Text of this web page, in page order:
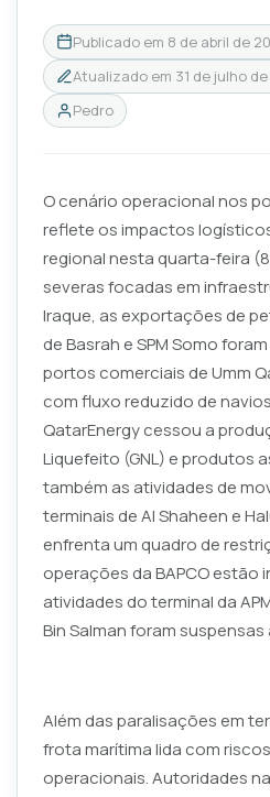
Publicado em 8 de abril de
Atualizado em 31 de julho
Pedro
O cenário operacional nos
reflete os impactos
regional nesta quarta-feira
severas focadas em
Iraque, as exportações de
de Basrah e SPM Somo
portos comerciais de Umm
com fluxo reduzido de
QatarEnergy cessou a
Liquefeito (GNL) e produtos
também as atividades de
terminais de Al Shaheen e
enfrenta um quadro de
operações da BAPCO estão
atividades do terminal da
Bin Salman foram suspensas
Além das paralisações em
frota marítima lida com
operacionais. Autoridades